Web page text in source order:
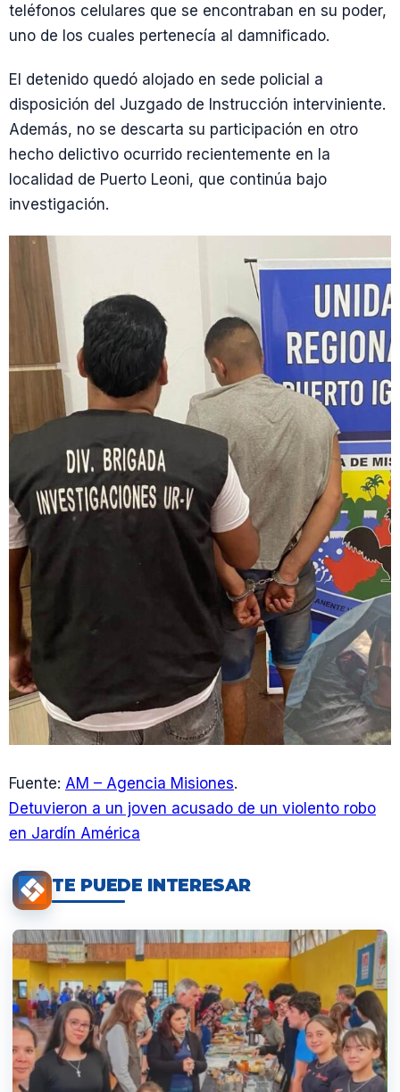
teléfonos celulares que se encontraban en su poder,
uno de los cuales pertenecía al damnificado.
El detenido quedó alojado en sede policial a
disposición del Juzgado de Instrucción interviniente.
Además, no se descarta su participación en otro
hecho delictivo ocurrido recientemente en la
localidad de Puerto Leoni, que continúa bajo
investigación.
Fuente: AM – Agencia Misiones.
Detuvieron a un joven acusado de un violento robo
en Jardín América
TE PUEDE INTERESAR